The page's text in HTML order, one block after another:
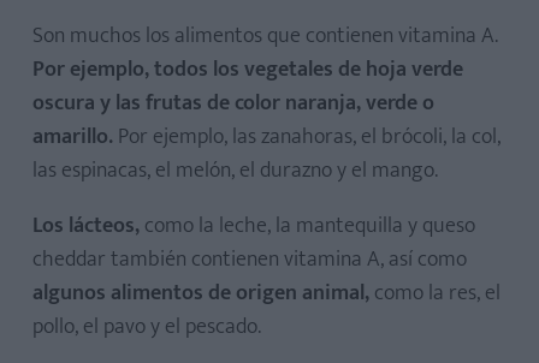
Son muchos los alimentos que contienen vitamina A.
Por ejemplo, todos los vegetales de hoja verde
oscura y las frutas de color naranja, verde o
amarillo. Por ejemplo, las zanahoras, el brócoli, la col,
las espinacas, el melón, el durazno y el mango.
Los lácteos,como la leche, la mantequilla y queso
cheddar también contienen vitamina A, así como
algunos alimentos de origen animal,como la res, el
pollo, el pavo y el pescado.